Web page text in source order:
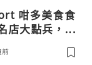
咁多美食食
店大點兵，深
職人料理與南
！